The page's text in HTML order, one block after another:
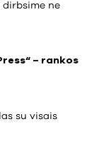
ne
– rankos
su visais